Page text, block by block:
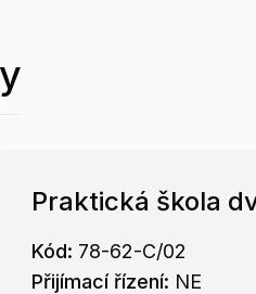
Praktická škola
Kód: 78-62-C/02
Přijímací řízení: NE